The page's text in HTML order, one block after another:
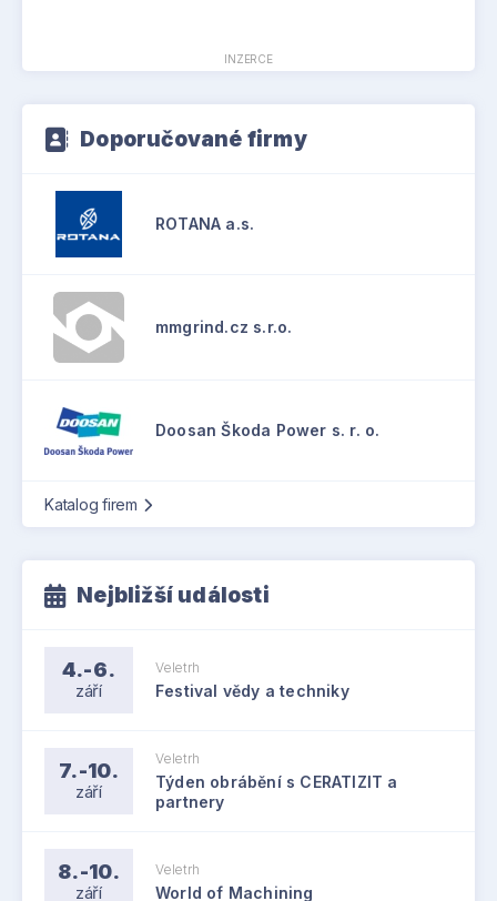
INZERCE
Doporučované firmy
ROTANA a.s.
mmgrind.cz s.r.o.
Doosan Škoda Power s. r. o.
Katalog firem
Nejbližší události
4.-6.
září
Veletrh
Festival vědy a techniky
7.-10.
září
Veletrh
Týden obrábění s CERATIZIT a
partnery
8.-10.
září
Veletrh
World of Machining